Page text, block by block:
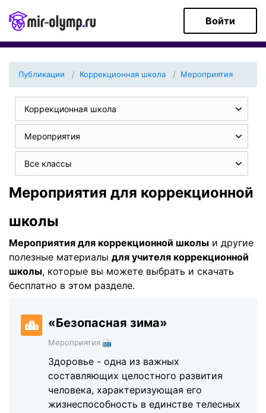
Войти
Публикации Коррекционная школа Мероприятия
Коррекционная школа
Мероприятия
Все классы
Мероприятия для коррекционной
школы
Мероприятия для коррекционной школы и другие
полезные материалы для учителя коррекционной
школы, которые вы можете выбрать и скачать
бесплатно в этом разделе.
«Безопасная зима»
Мероприятия
Здоровье - одна из важных
составляющих целостного развития
человека, характеризующая его
жизнеспособность в единстве телесных